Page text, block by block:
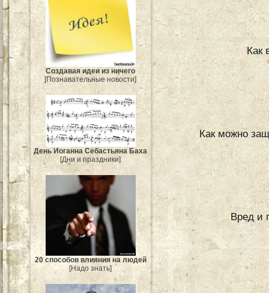
Создавая идеи из ничего
[Познавательные новости]
День Иоганна Себастьяна Баха
[Дни и праздники]
20 способов влияния на людей
[Надо знать]
Как
Как можно
Вред и